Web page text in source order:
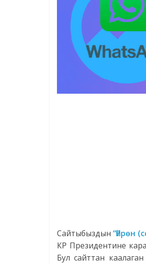
Сайтыбыздын“Үйрөн
КР Президентине
Бул сайттан